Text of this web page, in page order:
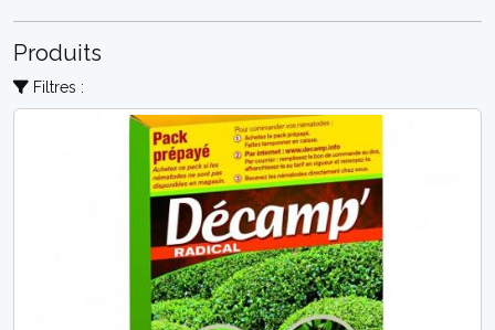
Produits
Filtres :